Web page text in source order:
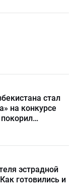
стал
на конкурсе
эстрадной
готовились и